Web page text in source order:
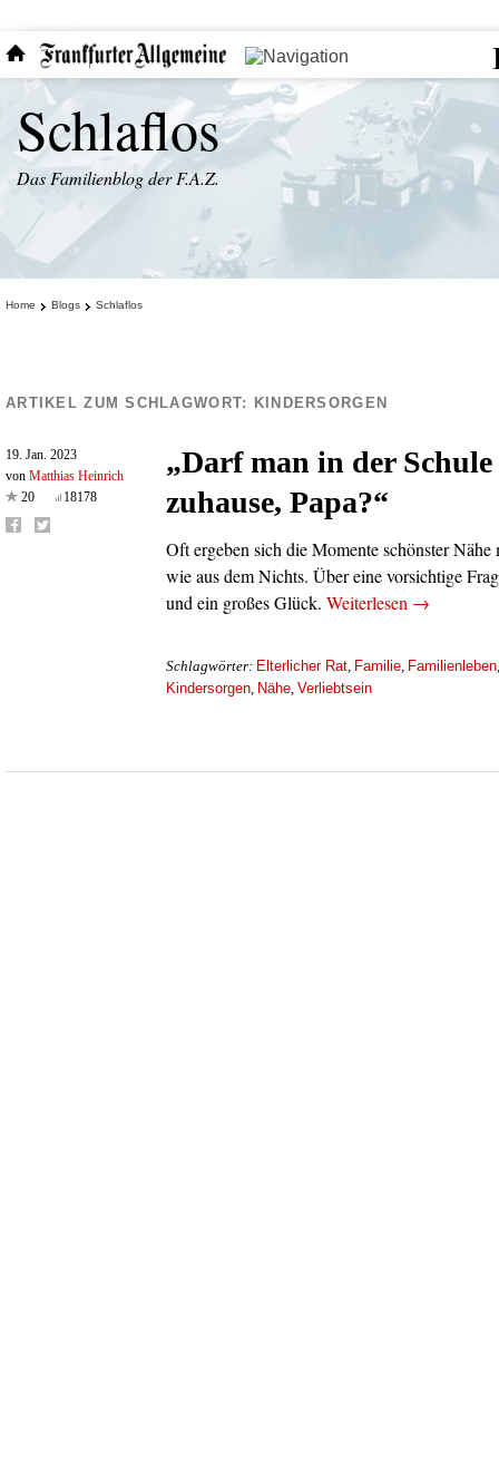
Schlaflos
Das Familienblog der F.A.Z.
Home Blogs Schlaflos
ARTIKEL ZUM SCHLAGWORT: KINDERSORGEN
19. Jan. 2023
von Matthias Heinrich
20
18178
„Darf man in der Schule
zuhause, Papa?“
Oft ergeben sich die Momente schönster
wie aus dem Nichts. Über eine vorsichtige
und ein großes Glück. Weiterlesen →
Schlagwörter: Elterlicher Rat, Familie, Familienleben
Kindersorgen, Nähe, Verliebtsein